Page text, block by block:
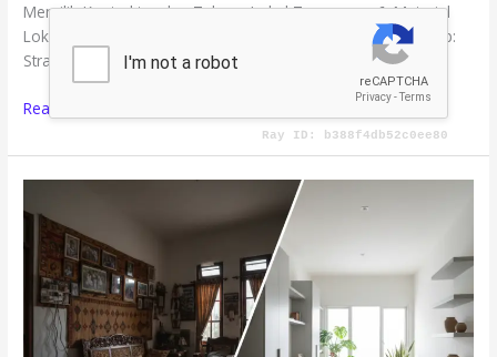
Memilih Kontraktor dan Tukang Lokal Terpercaya 6. Material
Lokal yang Berkualitas dan Terjangkau 7. Renovasi Bertahap:
Strategi
Read More »
Rumah
Minimalis
Jember:
Memaksimalkan
Ruang
Terbatas